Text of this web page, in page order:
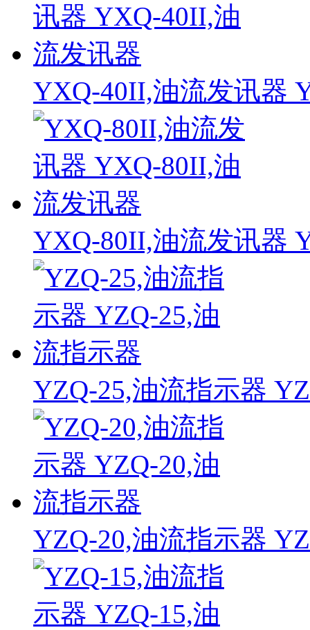
YXQ-40II,油流发讯器
YXQ-80II,油流发讯器
YZQ-25,油流指示器
YZQ-20,油流指示器